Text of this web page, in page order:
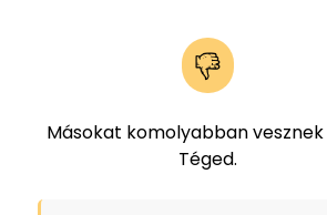
Másokat komolyabban
Téged.